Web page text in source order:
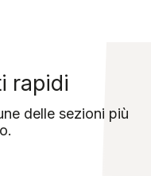
rapidi
delle sezioni più